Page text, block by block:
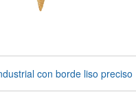
con borde liso preciso